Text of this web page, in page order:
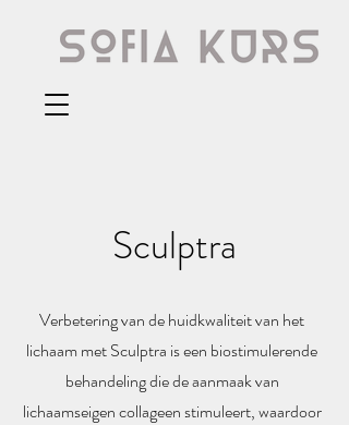
Sculptra
Verbetering van de huidkwaliteit van het
lichaam met Sculptra is een biostimulerende
behandeling die de aanmaak van
lichaamseigen collageen stimuleert, waardoor